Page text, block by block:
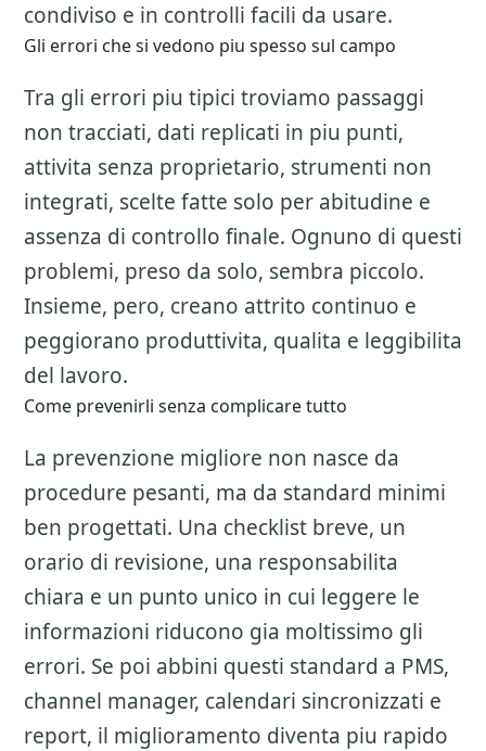
condiviso e in controlli facili da usare.
Gli errori che si vedono piu spesso sul campo
Tra gli errori piu tipici troviamo passaggi
non tracciati, dati replicati in piu punti,
attivita senza proprietario, strumenti non
integrati, scelte fatte solo per abitudine e
assenza di controllo finale. Ognuno di questi
problemi, preso da solo, sembra piccolo.
Insieme, pero, creano attrito continuo e
peggiorano produttivita, qualita e leggibilita
del lavoro.
Come prevenirli senza complicare tutto
La prevenzione migliore non nasce da
procedure pesanti, ma da standard minimi
ben progettati. Una checklist breve, un
orario di revisione, una responsabilita
chiara e un punto unico in cui leggere le
informazioni riducono gia moltissimo gli
errori. Se poi abbini questi standard a PMS,
channel manager, calendari sincronizzati e
report, il miglioramento diventa piu rapido